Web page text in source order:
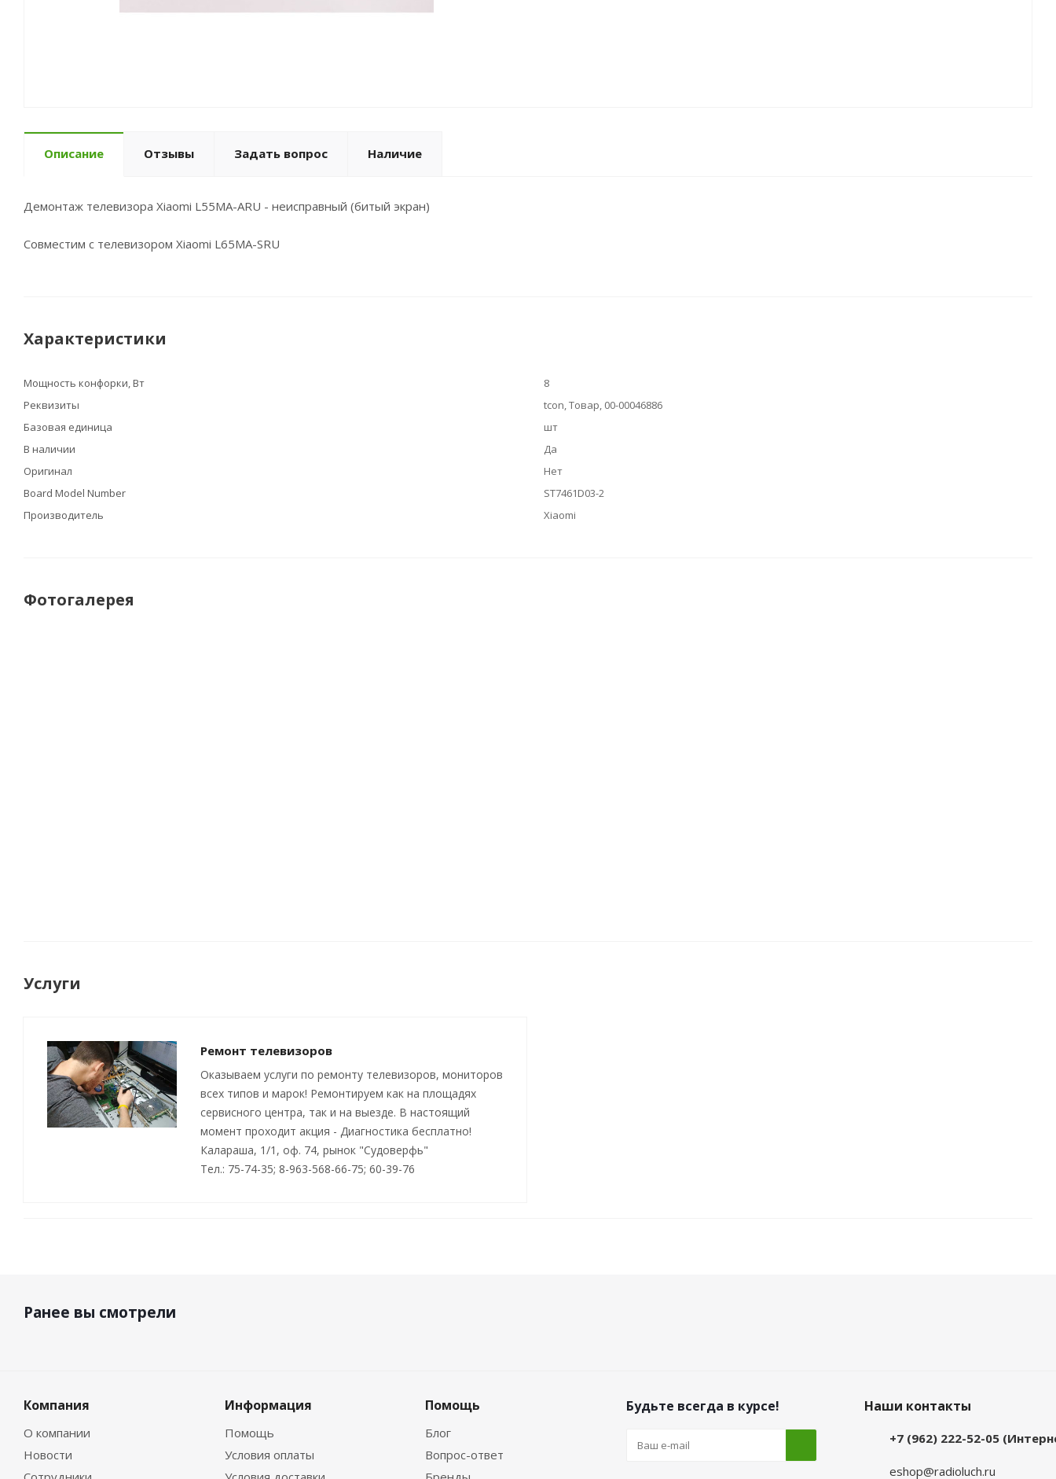
Описание Отзывы Задать вопрос Наличие
Демонтаж телевизора Xiaomi L55MA-ARU - неисправный (битый экран)
Совместим с телевизором Xiaomi L65MA-SRU
Характеристики
Мощность конфорки, Вт
8
Реквизиты
tcon, Товар, 00-00046886
Базовая единица
шт
В наличии
Да
Оригинал
Нет
Board Model Number
ST7461D03-2
Производитель
Xiaomi
Фотогалерея
Услуги
Ремонт телевизоров
Оказываем услуги по ремонту телевизоров, мониторов
всех типов и марок! Ремонтируем как на площадях
сервисного центра, так и на выезде. В настоящий
момент проходит акция - Диагностика бесплатно!
Калараша, 1/1, оф. 74, рынок "Судоверфь"
Тел.: 75-74-35; 8-963-568-66-75; 60-39-76
Ранее вы смотрели
Компания
О компании
Новости
Информация
Помощь
Условия оплаты
Помощь
Блог
Вопрос-ответ
Будьте всегда в курсе! Наши контакты
+7 (962) 222-52-05
eshop@radioluch.ru